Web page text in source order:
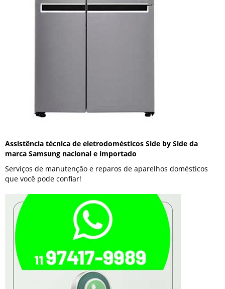
Assistência técnica de eletrodomésticos Side by Side da
marca Samsung nacional e importado
Serviços de manutenção e reparos de aparelhos domésticos
que você pode confiar!